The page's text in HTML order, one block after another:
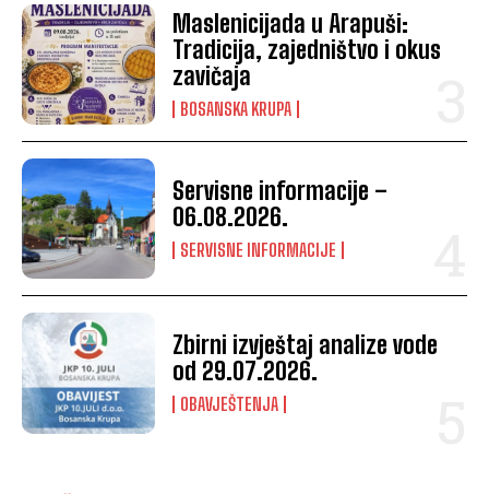
Maslenicijada u Arapuši:
Tradicija, zajedništvo i okus
zavičaja
BOSANSKA KRUPA
Servisne informacije –
06.08.2026.
SERVISNE INFORMACIJE
Zbirni izvještaj analize vode
od 29.07.2026.
OBAVJEŠTENJA